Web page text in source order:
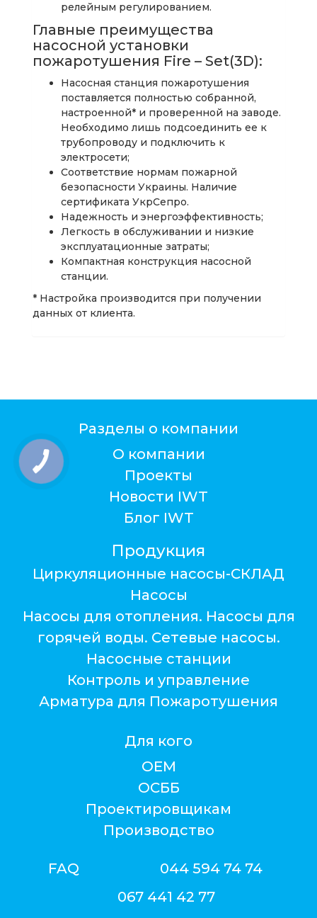
релейным регулированием.
Главные преимущества
насосной установки
пожаротушения Fire – Set(3D):
Насосная станция пожаротушения
поставляется полностью собранной,
настроенной* и проверенной на заводе.
Необходимо лишь подсоединить ее к
трубопроводу и подключить к
электросети;
Соответствие нормам пожарной
безопасности Украины. Наличие
сертификата УкрСепро.
Надежность и энергоэффективность;
Легкость в обслуживании и низкие
эксплуатационные затраты;
Компактная конструкция насосной
станции.
* Настройка производится при получении
данных от клиента.
Разделы о компании
О компании
Проекты
Новости IWT
Блог IWT
Продукция
Циркуляционные насосы-СКЛАД
Насосы
Насосы для отопления. Насосы для
горячей воды. Сетевые насосы.
Насосные станции
Контроль и управление
Арматура для Пожаротушения
Для кого
ОЕМ
ОСББ
Проектировщикам
Производство
FAQ
044 594 74 74
067 441 42 77